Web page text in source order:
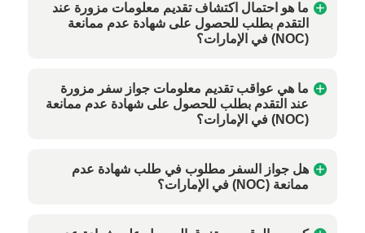
ما هو احتمال اكتشاف تقديم معلومات مزورة عند
التقدم بطلب للحصول على شهادة عدم ممانعة
(NOC) في الإمارات؟
ما هي عواقب تقديم معلومات جواز سفر مزورة
عند التقدم بطلب للحصول على شهادة عدم ممانعة
(NOC) في الإمارات؟
هل جواز السفر مطلوب في طلب شهادة عدم
ممانعة (NOC) في الإمارات؟